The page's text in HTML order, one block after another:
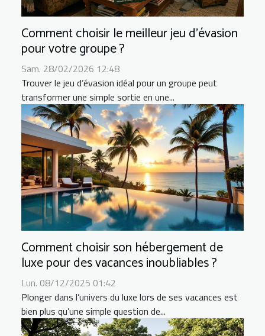
Comment choisir le meilleur jeu d'évasion
pour votre groupe ?
Sam. 28/02/2026 12:48
Trouver le jeu d’évasion idéal pour un groupe peut
transformer une simple sortie en une...
Comment choisir son hébergement de
luxe pour des vacances inoubliables ?
Lun. 08/12/2025 01:42
Plonger dans l’univers du luxe lors de ses vacances est
bien plus qu’une simple question de...